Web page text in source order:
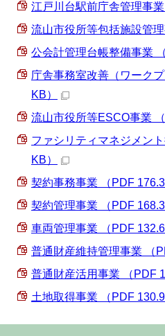
江戸川台駅前庁舎管理事
流山市役所等包括施設管
公会計管理台帳整備事業
庁舎事務室改善（ワーク
KB）
流山市役所等ESCO事業
ファシリティマネジメン
KB）
契約事務事業 （PDF 176.3
契約管理事業 （PDF 168.3
車両管理事業 （PDF 132.6
普通財産維持管理事業 （
普通財産活用事業 （PDF
土地取得事業 （PDF 130.9